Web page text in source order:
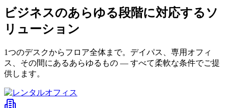
ビジネスのあらゆる段階に対応するソ
リューション
1つのデスクからフロア全体まで。デイパス、専用オフィ
ス、その間にあるあらゆるもの — すべて柔軟な条件でご提
供します。